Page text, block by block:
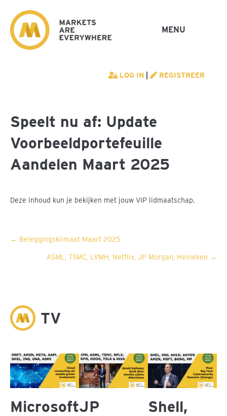
MENU
LOG IN REGISTREER
Speelt nu af: Update
Voorbeeldportefeuille
Aandelen Maart 2025
Deze inhoud kun je bekijken met jouw VIP lidmaatschap.
Posts
navigation
← Beleggingsklimaat Maart 2025
ASML, TSMC, LVMH, Netflix, JP Morgan, Heineken →
M TV
MicrosoftJP
Shell,